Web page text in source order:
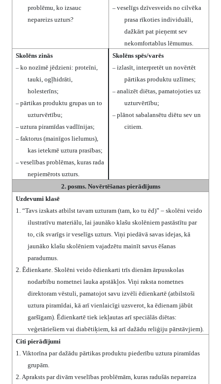
problēmu, ko izsauc
nepareizs uzturs?
– veselīgs dzīvesveids no cilvēka
prasa rīkoties individuāli,
dažkārt pat pieņemt sev
nekomfortablus lēmumus.
Skolēns zinās
– ko nozīmē jēdzieni: proteīni,
tauki, ogļhidrāti,
holesterīns;
– pārtikas produktu grupas un to
uzturvērtību;
– uztura piramīdas vadlīnijas;
– faktorus (mainīgos lielumus),
kas ietekmē uztura prasības;
– veselības problēmas, kuras rada
nepiemērots uzturs.
Skolēns spēs/varēs
– izlasīt, interpretēt un novērtēt
pārtikas produktu uzlīmes;
– analizēt diētas, pamatojoties uz
uzturvērtību;
– plānot sabalansētu diētu sev un
citiem.
2. posms. Novērtēšanas pierādījums
Uzdevumi klasē
1.
“Tavs izskats atbilst tavam uzturam (tam, ko tu ēd)” – skolēni veido
ilustratīvu materiālu, lai jaunāko klašu skolēniem pastāstītu par
to, cik svarīgs ir veselīgs uzturs. Viņi piedāvā savas idejas, kā
jaunāko klašu skolēniem vajadzētu mainīt savus ēšanas
paradumus.
2. Ēdienkarte. Skolēni veido ēdienkarti trīs dienām ārpusskolas
nodarbību nometnei lauka apstākļos. Viņi raksta nometnes
direktoram vēstuli, pamatojot savu izvēli ēdienkartē (atbilstoši
uztura piramīdai, kā arī vienlaicīgi uzsverot, ka ēdienam jābūt
garšīgam). Ēdienkartē tiek iekļautas arī speciālās diētas:
veģetāriešiem vai diabētiķiem, kā arī dažādu reliģiju pārstāvjiem).
Citi pierādījumi
1.
Viktorīna par dažādu pārtikas produktu piederību uztura piramīdas
grupām.
2. Apraksts par divām veselības problēmām, kuras radušās nepareiza